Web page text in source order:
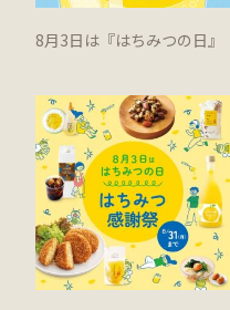
8月3日は『はちみつの日』